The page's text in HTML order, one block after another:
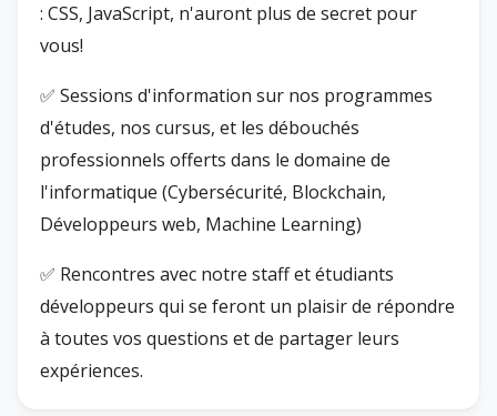
: CSS, JavaScript, n'auront plus de secret pour
vous!
✅ Sessions d'information sur nos programmes
d'études, nos cursus, et les débouchés
professionnels offerts dans le domaine de
l'informatique (Cybersécurité, Blockchain,
Développeurs web, Machine Learning)
✅ Rencontres avec notre staff et étudiants
développeurs qui se feront un plaisir de répondre
à toutes vos questions et de partager leurs
expériences.